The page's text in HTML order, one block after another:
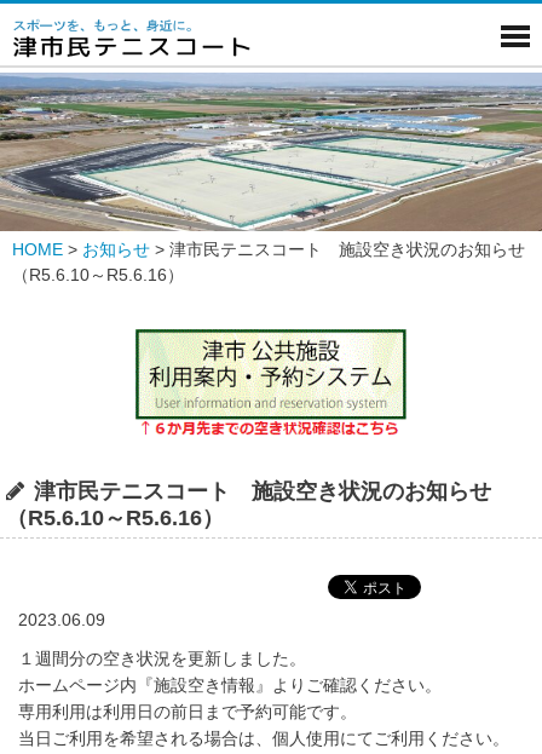
HOME > お知らせ > 津市民テニスコート 施設空き状況のお知らせ
（R5.6.10～R5.6.16）
津市民テニスコート 施設空き状況のお知らせ
（R5.6.10～R5.6.16）
2023.06.09
１週間分の空き状況を更新しました。
ホームページ内『施設空き情報』よりご確認ください。
専用利用は利用日の前日まで予約可能です。
当日ご利用を希望される場合は、個人使用にてご利用ください。